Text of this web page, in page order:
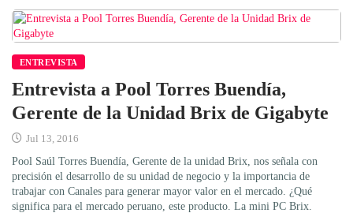
ENTREVISTA
Entrevista a Pool Torres Buendía,
Gerente de la Unidad Brix de Gigabyte
Jul 13, 2016
Pool Saúl Torres Buendía, Gerente de la unidad Brix, nos señala con
precisión el desarrollo de su unidad de negocio y la importancia de
trabajar con Canales para generar mayor valor en el mercado. ¿Qué
significa para el mercado peruano, este producto. La mini PC Brix.